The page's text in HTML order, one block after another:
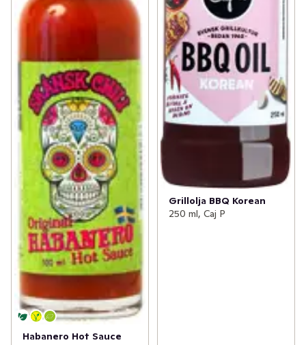
Habanero Hot Sauce
Grillolja BBQ Korean
250 ml, Caj P